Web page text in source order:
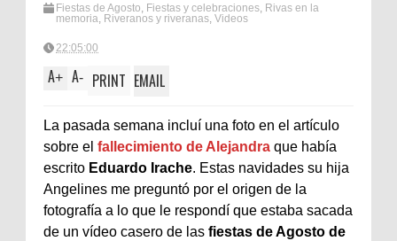
Fiestas de Agosto, Fiestas y celebraciones, Rivas en la
memoria, Riveranos y riveranas, Videos
22:05:00
A+ A- PRINT EMAIL
La pasada semana incluí una foto en el artículo
sobre el fallecimiento de Alejandra que había
escrito Eduardo Irache. Estas navidades su hija
Angelines me preguntó por el origen de la
fotografía a lo que le respondí que estaba sacada
de un vídeo casero de las fiestas de Agosto de